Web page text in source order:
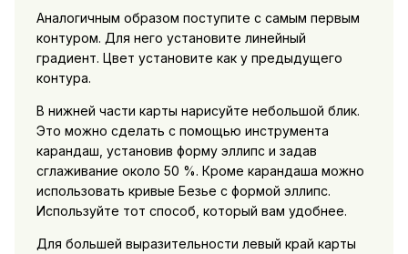
Аналогичным образом поступите с самым первым
контуром. Для него установите линейный
градиент. Цвет установите как у предыдущего
контура.
В нижней части карты нарисуйте небольшой блик.
Это можно сделать с помощью инструмента
карандаш, установив форму эллипс и задав
сглаживание около 50 %. Кроме карандаша можно
использовать кривые Безье с формой эллипс.
Используйте тот способ, который вам удобнее.
Для большей выразительности левый край карты